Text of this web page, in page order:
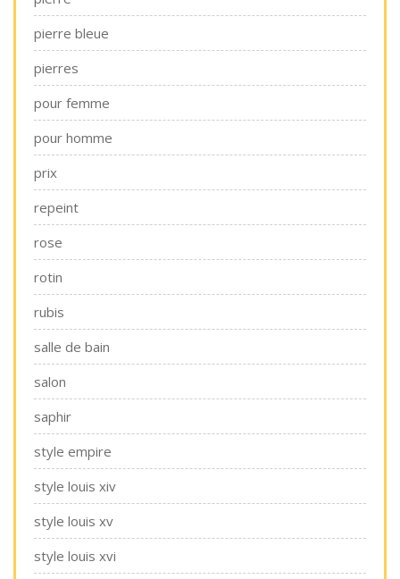
pierre bleue
pierres
pour femme
pour homme
prix
repeint
rose
rotin
rubis
salle de bain
salon
saphir
style empire
style louis xiv
style louis xv
style louis xvi